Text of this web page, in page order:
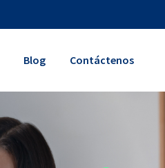
Blog Contáctenos